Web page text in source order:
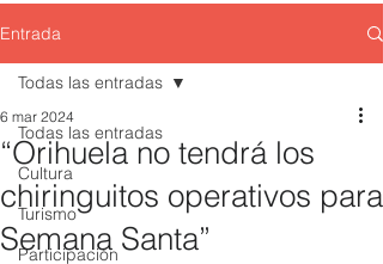
Entrada
Todas las entradas
Cultura
Turismo
Participación
Todas las entradas
“Orihuela no tendrá los
chiringuitos operativos para
Semana Santa”
6 mar 2024